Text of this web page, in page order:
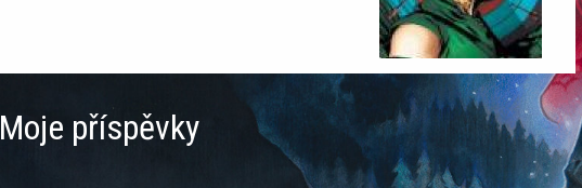
Moje příspěvky